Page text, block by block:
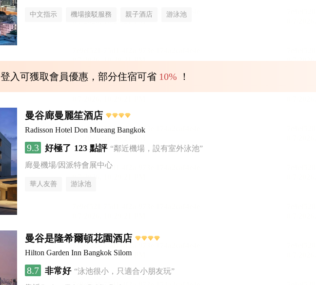
中文指示 機場接駁服務 親子酒店 游泳池
登入可獲取會員優惠，部分住宿可省 10% ！
曼谷廊曼麗笙酒店
Radisson Hotel Don Mueang Bangkok
9.3 好極了 123 點評 “鄰近機場，設有室外泳池”
廊曼機場/因派特會展中心
華人友善 游泳池
曼谷是隆希爾頓花園酒店
Hilton Garden Inn Bangkok Silom
8.7 非常好 “泳池很小，只適合小朋友玩”